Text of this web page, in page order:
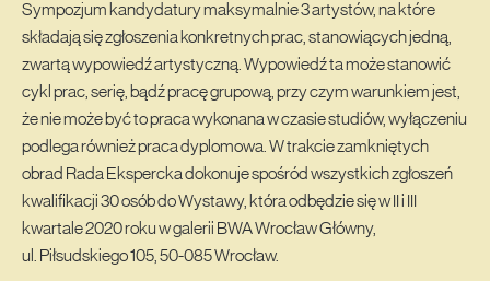
Sympozjum kandydatury maksymalnie 3 artystów, na które
składają się zgłoszenia konkretnych prac, stanowiących jedną,
zwartą wypowiedź artystyczną. Wypowiedź ta może stanowić
cykl prac, serię, bądź pracę grupową, przy czym warunkiem jest,
że nie może być to praca wykonana w czasie studiów, wyłączeniu
podlega również praca dyplomowa. W trakcie zamkniętych
obrad Rada Ekspercka dokonuje spośród wszystkich zgłoszeń
kwalifikacji 30 osób do Wystawy, która odbędzie się w II i III
kwartale 2020 roku w galerii BWA Wrocław Główny,
ul. Piłsudskiego 105, 50-085 Wrocław.